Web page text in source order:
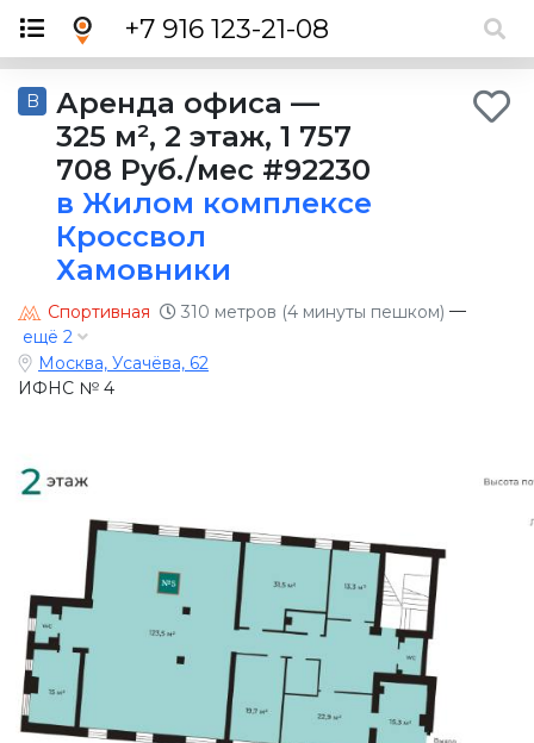
+7 916 123-21-08
B Аренда офиса —
325 м², 2 этаж, 1 757
708 Руб./мес #92230
в Жилом комплексе
Кроссвол
Хамовники
Спортивная 310 метров (4 минуты пешком) —
ещё 2
Москва, Усачёва, 62
ИФНС № 4